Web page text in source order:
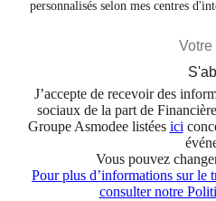
personnalisés selon mes centres
J’accepte de recevoir des
sociaux de la part de
Groupe Asmodee listées ici
Vous pouvez
Pour plus d’informations sur le
consulter notre